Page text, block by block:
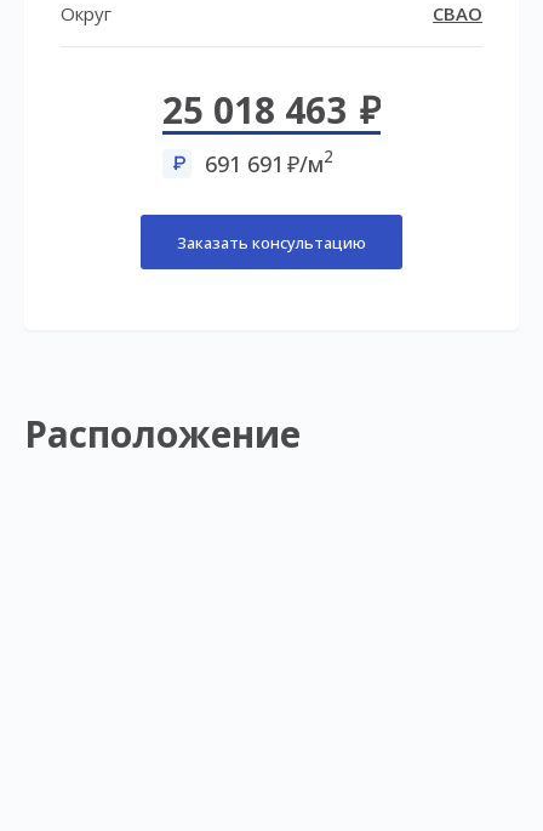
Округ СВАО
25 018 463
691 691 /м2
Заказать консультацию
Расположение